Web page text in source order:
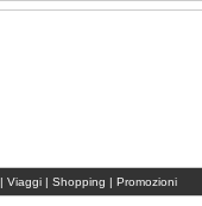
| Viaggi | Shopping | Promozioni